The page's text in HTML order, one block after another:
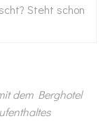
Steht schon
dem Berghotel